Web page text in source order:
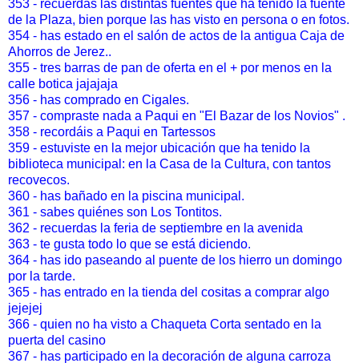
353 - recuerdas las distintas fuentes que ha tenido la fuente
de la Plaza, bien porque las has visto en persona o en fotos.
354 - has estado en el salón de actos de la antigua Caja de
Ahorros de Jerez..
355 - tres barras de pan de oferta en el + por menos en la
calle botica jajajaja
356 - has comprado en Cigales.
357 - compraste nada a Paqui en "El Bazar de los Novios" .
358 - recordáis a Paqui en Tartessos
359 - estuviste en la mejor ubicación que ha tenido la
biblioteca municipal: en la Casa de la Cultura, con tantos
recovecos.
360 - has bañado en la piscina municipal.
361 - sabes quiénes son Los Tontitos.
362 - recuerdas la feria de septiembre en la avenida
363 - te gusta todo lo que se está diciendo.
364 - has ido paseando al puente de los hierro un domingo
por la tarde.
365 - has entrado en la tienda del cositas a comprar algo
jejejej
366 - quien no ha visto a Chaqueta Corta sentado en la
puerta del casino
367 - has participado en la decoración de alguna carroza